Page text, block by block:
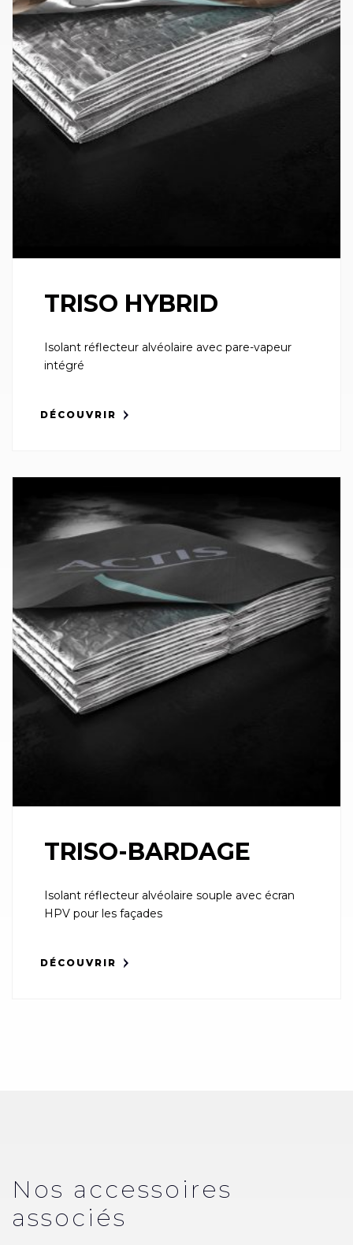
TRISO HYBRID
Isolant réflecteur alvéolaire avec pare-vapeur
intégré
DÉCOUVRIR
TRISO-BARDAGE
Isolant réflecteur alvéolaire souple avec écran
HPV pour les façades
DÉCOUVRIR
Nos accessoires
associés